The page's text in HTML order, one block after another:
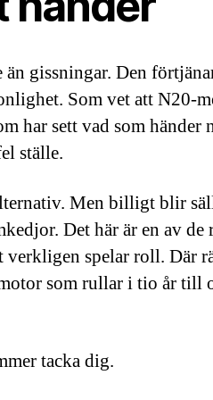
gissningar. Den
Som vet att N20-
har sett vad som händer
ställe.
Men billigt blir
Det här är en av de
verkligen spelar roll. Där
som rullar i tio år till
tacka dig.